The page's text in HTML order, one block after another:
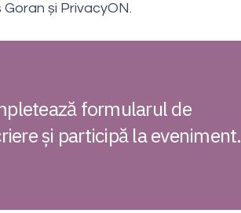
Goran și PrivacyON.
formularul de
și participă la eveniment.